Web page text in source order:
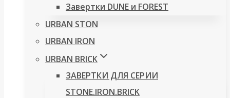
Завертки DUNE и FOREST
URBAN STON
URBAN IRON
URBAN BRICK
ЗАВЕРТКИ ДЛЯ СЕРИИ
STONE.IRON.BRICK